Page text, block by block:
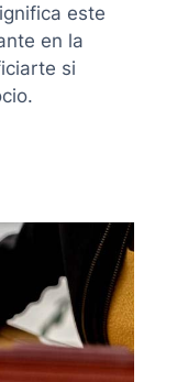
este
en la
si